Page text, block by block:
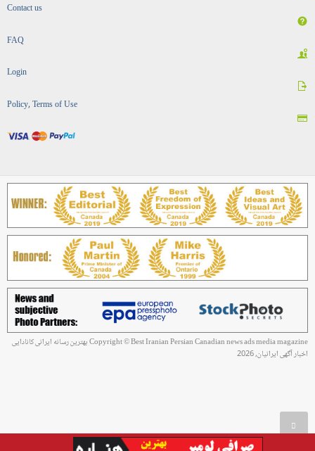
Contact us
FAQ
Login
Policy, Terms of Use
Copyright © Best Iranian Persian Canadian news ads media magazine بهترین رسانه ایرانی کانادایی
اخبار آگهی ایرانیان, 2026